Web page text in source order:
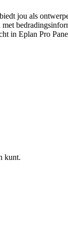
jou als
in Eplan Pro
kunt.